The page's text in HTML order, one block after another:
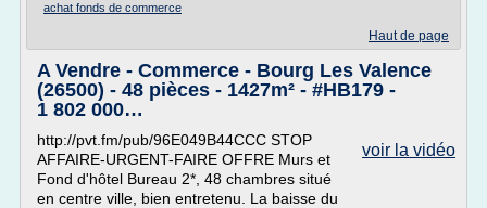
achat fonds de commerce
Haut de page
A Vendre - Commerce - Bourg Les Valence
(26500) - 48 pièces - 1427m² - #HB179 -
1 802 000…
voir la vidéo
http://pvt.fm/pub/96E049B44CCC STOP
AFFAIRE-URGENT-FAIRE OFFRE Murs et
Fond d'hôtel Bureau 2*, 48 chambres situé
en centre ville, bien entretenu. La baisse du